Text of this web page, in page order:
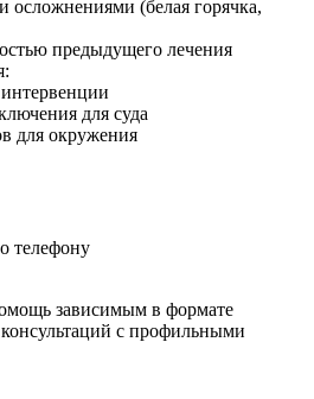
осложнениями (белая горячка,
предыдущего лечения
для суда
для окружения
телефону
зависимым в формате
с профильными